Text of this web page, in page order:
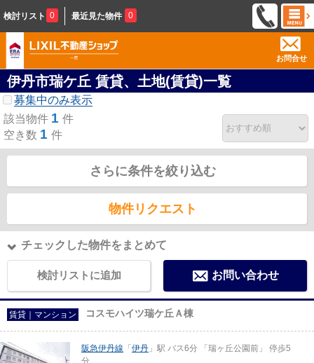
検討リスト 0 最近見た物件 0
お問合せ
伊丹市瑞ケ丘 賃貸、土地(賃貸)一覧
募集中のみ表示
該当物件 1 件
空き数 1 件
さらに条件を絞り込む
物件リクエスト
チェックした物件をまとめて
検討リストに追加 お問い合わせ
賃貸｜マンション コスモハイツ瑞ケ丘Ａ棟
阪急伊丹線 「 伊丹 」駅 バス6分 「瑞ヶ丘公園前」 停歩5
分